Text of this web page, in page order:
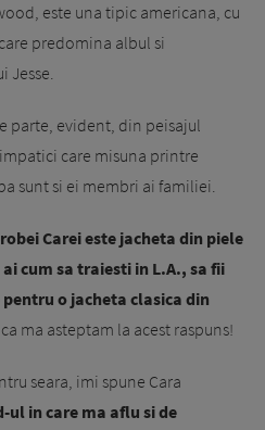
este una tipic americana, cu
predomina albul si
Jesse.
parte, evident, din peisajul
care misuna printre
sunt si ei membri ai familiei.
Carei este jacheta din piele
cum sa traiesti in L.A., sa fii
o jacheta clasica din
ca ma asteptam la acest raspuns!
seara, imi spune Cara
ul in care ma aflu si de